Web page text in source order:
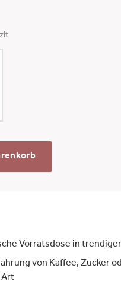
Vorratsdose in
von Kaffee, Zucker
Art